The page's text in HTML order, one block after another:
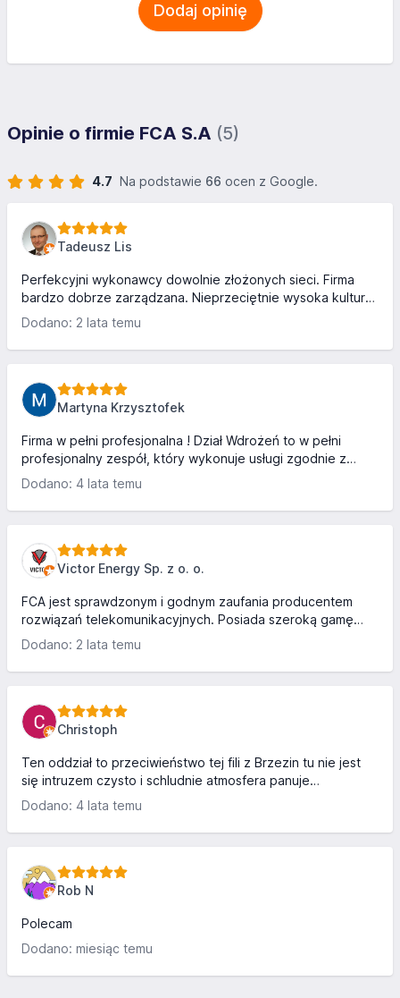
Dodaj opinię
Opinie o firmie FCA S.A (5)
4.7 Na podstawie 66 ocen z Google.
Tadeusz Lis
Perfekcyjni wykonawcy dowolnie złożonych sieci. Firma
bardzo dobrze zarządzana. Nieprzeciętnie wysoka kultura
pracowników. Nie starają się być liderem cenowym, ale
Zdecydowanie polecam. T
Dodano: 2 lata temu
Martyna Krzysztofek
Firma w pełni profesjonalna ! Dział Wdrożeń to w pełni
profesjonalny zespół, który wykonuje usługi zgodnie z
harmonogramem. Firma która łączy w sobie zarówno
Chcesz mieć kompleksowo wykonane prace to polecam.
Dodano: 4 lata temu
Victor Energy Sp. z o. o.
FCA jest sprawdzonym i godnym zaufania producentem
rozwiązań telekomunikacyjnych. Posiada szeroką gamę
produktów z zakresu techniki światłowodowej i właśnie w
Dodano: 2 lata temu
Christoph
Ten oddział to przeciwieństwo tej fili z Brzezin tu nie jest
się intruzem czysto i schludnie atmosfera panuje
koleżeńska.
Dodano: 4 lata temu
Rob N
Polecam
Dodano: miesiąc temu